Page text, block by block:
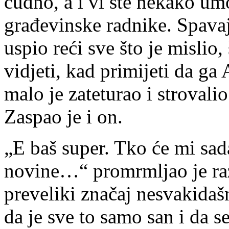
građevinske radnike.
uspio reći sve što je
vidjeti, kad primijeti da ga
malo je zateturao i
Zaspao je i on.
„E baš super. Tko će mi
novine…“ promrmljao je
preveliki značaj
da je sve to samo san i da